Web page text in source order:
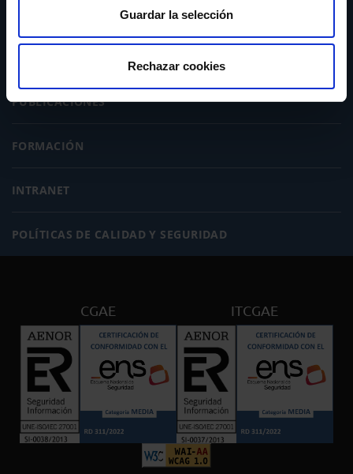
Guardar la selección
Rechazar cookies
PUBLICACIONES
FORMACIÓN
INTRANET
POLÍTICAS DE CALIDAD Y SEGURIDAD
CGAE ITCGAE